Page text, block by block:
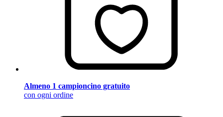
Almeno 1 campioncino gratuito
con ogni ordine